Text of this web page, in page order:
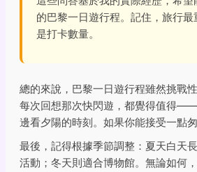
的巴黎一日遊行程。記住，旅行
是打卡數量。
總的來說，巴黎一日遊行程雖然挑戰
每次回想那次快閃遊，都覺得值得
邊看夕陽的時刻。如果你能接受一點
最後，記得根據季節調整：夏天白天
活動；冬天則適合博物館。無論如何